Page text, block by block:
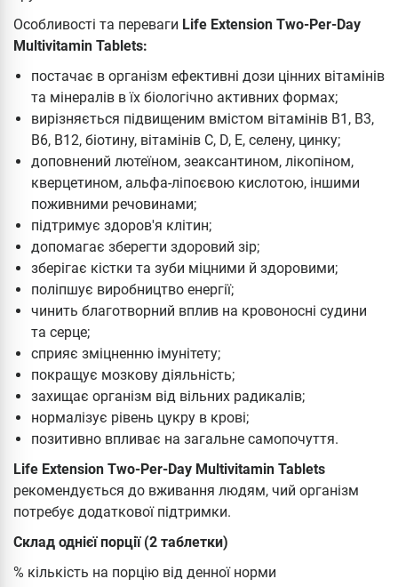
Особливості та переваги Life Extension Two-Per-Day
Multivitamin Tablets:
постачає в організм ефективні дози цінних вітамінів
та мінералів в їх біологічно активних формах;
вирізняється підвищеним вмістом вітамінів B1, В3,
B6, B12, біотину, вітамінів С, D, Е, селену, цинку;
доповнений лютеїном, зеаксантином, лікопіном,
кверцетином, альфа-ліпоєвою кислотою, іншими
поживними речовинами;
підтримує здоров'я клітин;
допомагає зберегти здоровий зір;
зберігає кістки та зуби міцними й здоровими;
поліпшує виробництво енергії;
чинить благотворний вплив на кровоносні судини
та серце;
сприяє зміцненню імунітету;
покращує мозкову діяльність;
захищає організм від вільних радикалів;
нормалізує рівень цукру в крові;
позитивно впливає на загальне самопочуття.
Life Extension Two-Per-Day Multivitamin Tablets
рекомендується до вживання людям, чий організм
потребує додаткової підтримки.
Склад однієї порції (2 таблетки)
% кількість на порцію від денної норми